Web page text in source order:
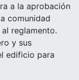
a la aprobación
comunidad
reglamento.
y sus
edificio para